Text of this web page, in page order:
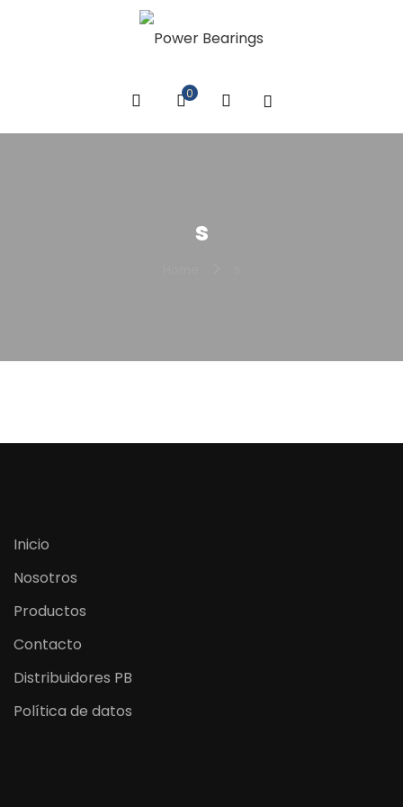
0
s
Inicio
Nosotros
Productos
Contacto
Distribuidores PB
Política de datos